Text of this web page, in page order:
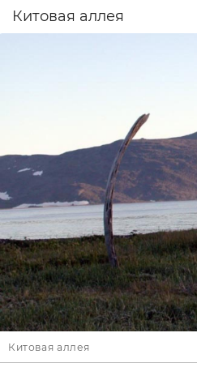
Китовая аллея
Китовая аллея